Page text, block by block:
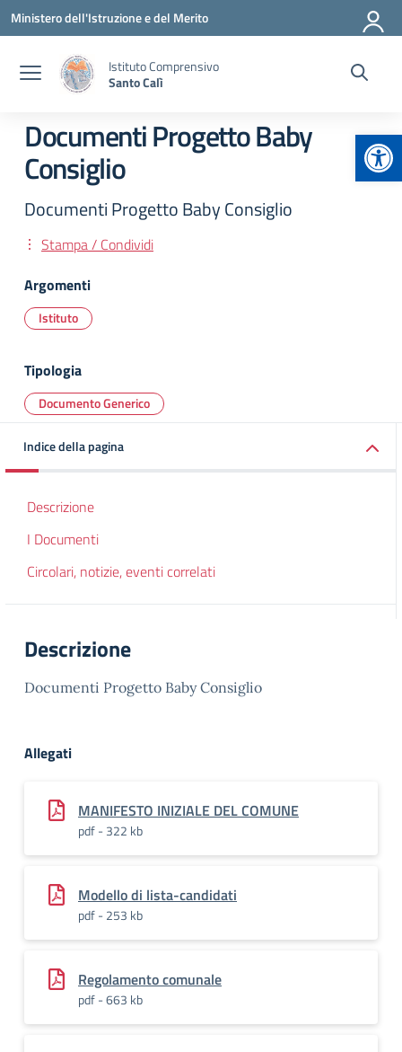
Vai ai contenuti
Vai al menu di navigazione
Vai al footer
Ministero dell'Istruzione e del Merito
Istituto Comprensivo
Santo Calì
Documenti Progetto Baby
Consiglio
Documenti Progetto Baby Consiglio
Stampa / Condividi
Argomenti
Istituto
Tipologia
Documento Generico
Indice della pagina
Descrizione
I Documenti
Circolari, notizie, eventi correlati
Descrizione
Documenti Progetto Baby Consiglio
Allegati
MANIFESTO INIZIALE DEL COMUNE
pdf - 322 kb
Modello di lista-candidati
pdf - 253 kb
Regolamento comunale
pdf - 663 kb